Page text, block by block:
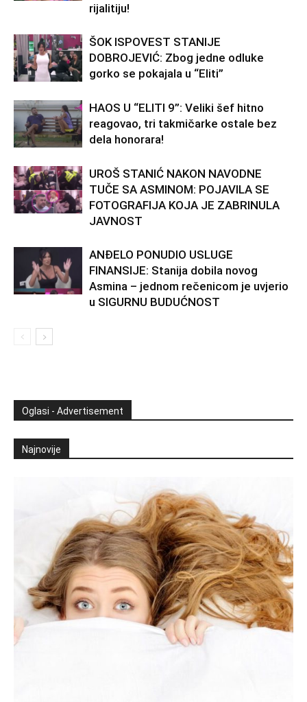
rijalitiju!
ŠOK ISPOVEST STANIJE
DOBROJEVIĆ: Zbog jedne odluke
gorko se pokajala u “Eliti”
HAOS U “ELITI 9”: Veliki šef hitno
reagovao, tri takmičarke ostale bez
dela honorara!
UROŠ STANIĆ NAKON NAVODNE
TUČE SA ASMINOM: POJAVILA SE
FOTOGRAFIJA KOJA JE ZABRINULA
JAVNOST
ANĐELO PONUDIO USLUGE
FINANSIJE: Stanija dobila novog
Asmina – jednom rečenicom je uvjerio
u SIGURNU BUDUĆNOST
Oglasi - Advertisement
Najnovije